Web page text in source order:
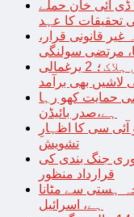
ڈی آئی خان حملے
تحقیقات کا عہد
قانونی قرار،
مرتضی سولنگی
غزہ میں مزید 10 اسرائیلی فوجی ہلاک؛ 2 یرغمالی
لاشیں بھی برآمد
حمایت کھو رہا
ہے،صدر بائیڈن
آئی سی کا اظہارِ
تشویش
جنگ بندی کی
قرارداد منظور
ہستی سے مٹانا
ہے، اسرائیل